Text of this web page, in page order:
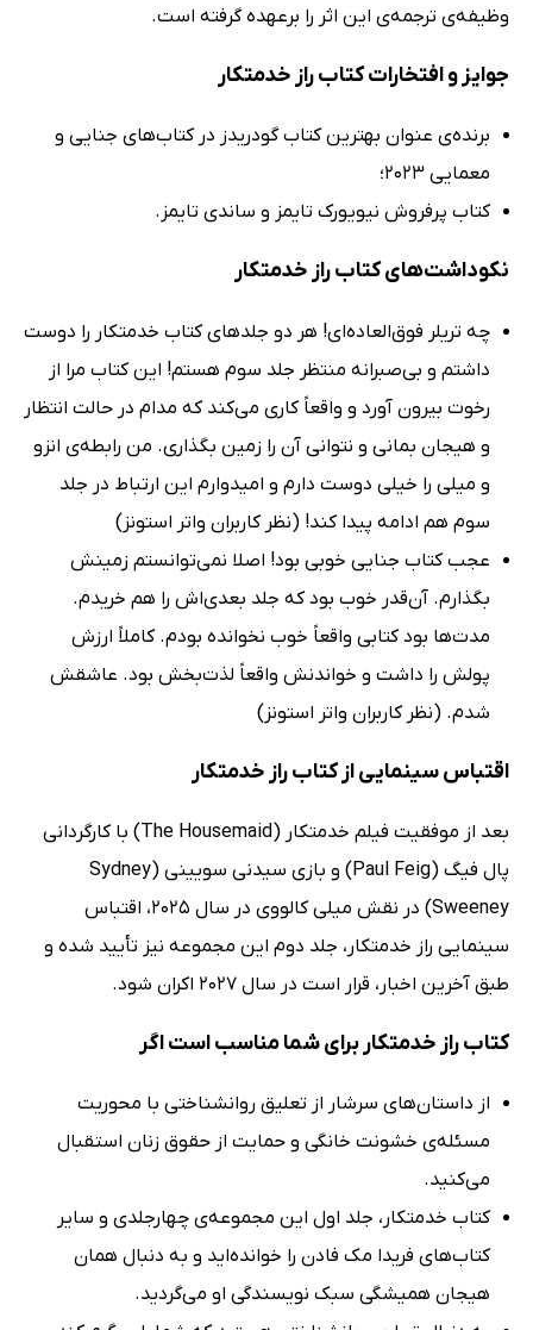
وظیفه‌ی ترجمه‌ی این اثر را برعهده گرفته است.
جوایز و افتخارات کتاب راز خدمتکار
برنده‌ی عنوان بهترین کتاب گودریدز در کتاب‌های جنایی و
معمایی 2023؛
کتاب پرفروش نیویورک تایمز و ساندی تایمز.
نکوداشت‌های کتاب راز خدمتکار
چه تریلر فوق‌العاده‌ای! هر دو جلدهای کتاب خدمتکار را دوست
داشتم و بی‌صبرانه منتظر جلد سوم هستم! این کتاب مرا از
رخوت بیرون آورد و واقعاً کاری می‌کند که مدام در حالت انتظار
و هیجان بمانی و نتوانی آن را زمین بگذاری. من رابطه‌ی انزو
و میلی را خیلی دوست دارم و امیدوارم این ارتباط در جلد
سوم هم ادامه پیدا کند! (نظر کاربران واتر استونز)
عجب کتاب جنایی خوبی بود! اصلا نمی‌توانستم زمینش
بگذارم. آن‌قدر خوب بود که جلد بعدی‌اش را هم خریدم.
مدت‌ها بود کتابی واقعاً خوب نخوانده بودم. کاملاً ارزش
پولش را داشت و خواندنش واقعاً لذت‌بخش بود. عاشقش
شدم. (نظر کاربران واتر استونز)
اقتباس سینمایی از کتاب راز خدمتکار
بعد از موفقیت فیلم خدمتکار (The Housemaid) با کارگردانی
پال فیگ (Paul Feig) و بازی سیدنی سویینی (Sydney
Sweeney) در نقش میلی کالووی در سال 2025، اقتباس
سینمایی راز خدمتکار، جلد دوم این مجموعه نیز تأیید شده و
طبق آخرین اخبار، قرار است در سال 2027 اکران شود.
کتاب راز خدمتکار برای شما مناسب است اگر
از داستان‌های سرشار از تعلیق روانشناختی با محوریت
مسئله‌ی خشونت خانگی و حمایت از حقوق زنان استقبال
می‌کنید.
کتاب خدمتکار، جلد اول این مجموعه‌ی چهارجلدی و سایر
کتاب‌های فریدا مک فادن را خوانده‌اید و به دنبال همان
هیجان همیشگی سبک نویسندگی او می‌گردید.